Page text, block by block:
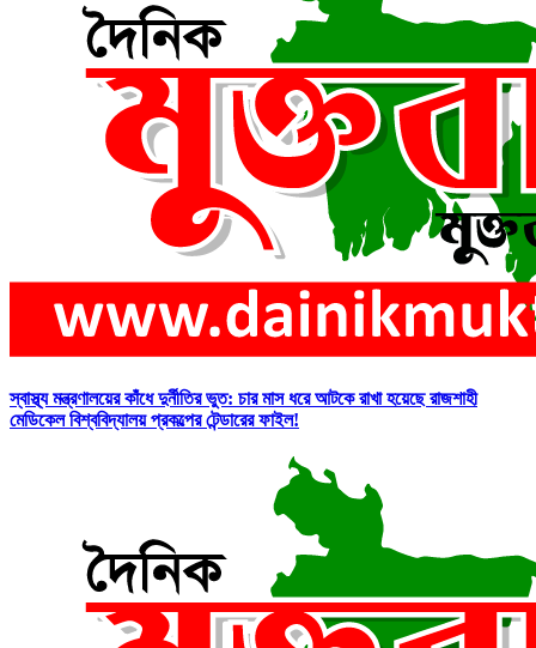
স্বাস্থ্য মন্ত্রণালয়ের কাঁধে দুর্নীতির ভুত: চার মাস ধরে আটকে রাখা হয়েছে রাজশাহী
মেডিকেল বিশ্ববিদ্যালয় প্রকল্পের টেন্ডারের ফাইল!